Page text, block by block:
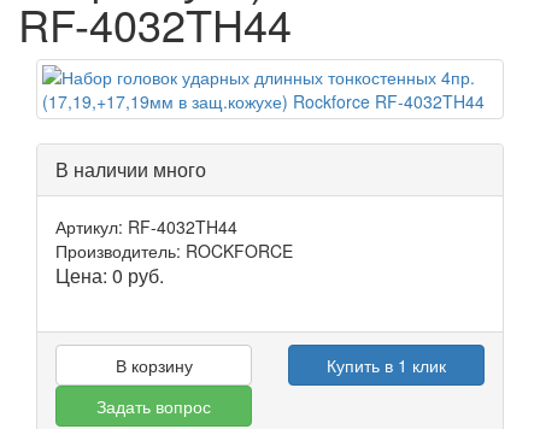
RF-4032TH44
В наличии много
Артикул: RF-4032TH44
Производитель: ROCKFORCE
Цена: 0 руб.
В корзину
Купить в 1 клик
Задать вопрос